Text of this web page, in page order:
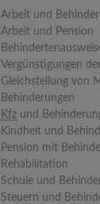
Arbeit und
Arbeit und Pension
Vergünstigungen
Gleichstellung von
Behinderungen
Kfz und
Kindheit und
Pension mit
Rehabilitation
Schule und
Steuern und